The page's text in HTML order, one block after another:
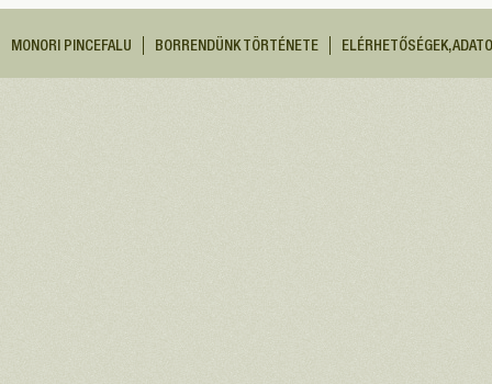
MONORI PINCEFALU BORRENDÜNK TÖRTÉNETE ELÉRHETŐSÉGEK,